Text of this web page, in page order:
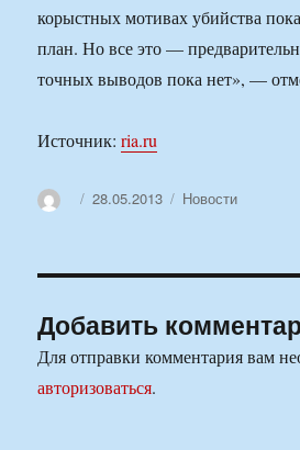
корыстных мотивах убийства
план. Но все это —
точных выводов пока нет», —
Источник:ria.ru
АвторОпубликовано
28.05.2013 Рубрики
Новости
Добавить
Для отправки комментария вам
авторизоваться.